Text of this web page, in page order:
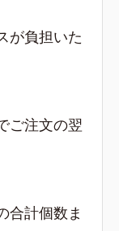
が負担いた
ご注文の翌
合計個数ま